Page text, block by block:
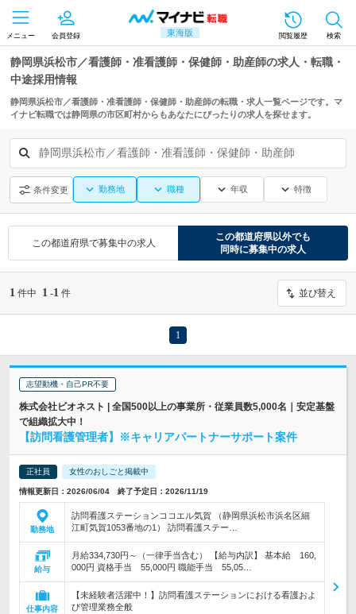
東海版
メニュー 会員登録 閲覧履歴 検索
静岡県浜松市／看護師・准看護師・保健師・助産師の求人・転職・
中途採用情報
静岡県浜松市／看護師・准看護師・保健師・助産師の転職・求人一覧ページです。マ
イナビ転職では静岡県の市区町村からもあなたにぴったりの求人を探せます。
静岡県浜松市／看護師・准看護師・保健師・助産師
条件変更 勤務地 職種 年収 特徴
この都道府県で募集中の求人
この都道府県以外でも
同時に募集中の求人
1 件中 1 -1 件 並び替え
1
志望動機・自己PR不要
株式会社ビオネスト | 全国500以上の事業所・従業員数5,000名｜安定基盤
で組織拡大中！
【訪問看護管理者】※キャリアパートナーサポート案件
正社員 女性のおしごと掲載中
情報更新日：2026/06/04 終了予定日：2026/11/19
勤務地
訪問看護ステーションココエル気賀 （静岡県浜松市浜名区細
江町気賀1053番地の1） 訪問看護ステー…
給与
月給334,730円～（一律手当含む） 【給与内訳】 基本給 160,
000円 資格手当 55,000円 職能手当 55,05…
仕事内容
【未経験者活躍中！】訪問看護ステーションにおける看護およ
び管理業務全般